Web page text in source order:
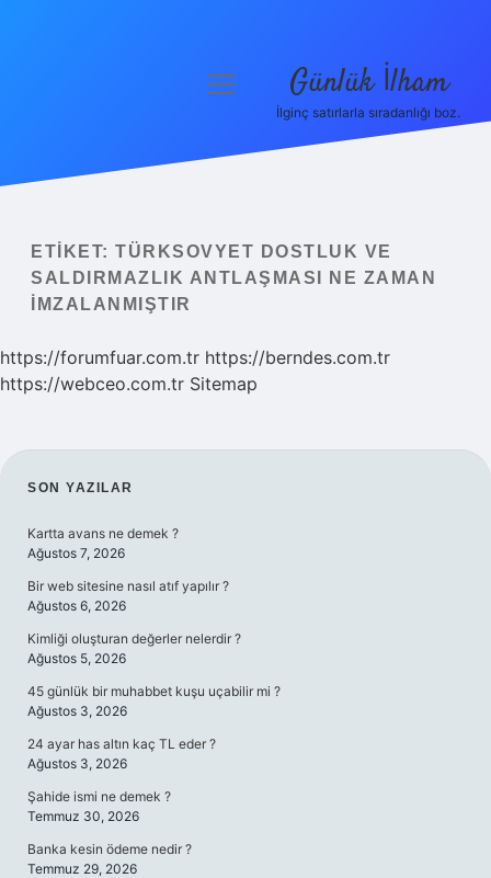
Yasal Uyarı
Hakkımızda
menüyü
Günlük İlham
İlginç satırlarla sıradanlığı boz.
ETIKET: TÜRKSOVYET DOSTLUK VE
SALDIRMAZLIK ANTLAŞMASI NE ZAMAN
IMZALANMIŞTIR
https://forumfuar.com.tr https://berndes.com.tr
https://webceo.com.tr Sitemap
SIDEBAR
SON YAZILAR
Kartta avans ne demek ?
Ağustos 7, 2026
Bir web sitesine nasıl atıf yapılır ?
Ağustos 6, 2026
Kimliği oluşturan değerler nelerdir ?
Ağustos 5, 2026
45 günlük bir muhabbet kuşu uçabilir mi ?
Ağustos 3, 2026
24 ayar has altın kaç TL eder ?
Ağustos 3, 2026
Şahide ismi ne demek ?
Temmuz 30, 2026
Banka kesin ödeme nedir ?
Temmuz 29, 2026